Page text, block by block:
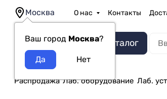
Москва
Ваш город Москва?
О нас Контакты
Каталог
Распродажа Лаб. оборудование Лаб.